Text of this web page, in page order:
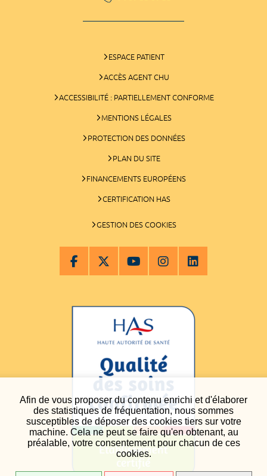
Afin de vous proposer du contenu enrichi et d'élaborer
des statistiques de fréquentation, nous sommes
susceptibles de déposer des cookies tiers sur votre
machine. Cela ne peut se faire qu'en obtenant, au
préalable, votre consentement pour chacun de ces
cookies.
ESPACE PATIENT
ACCÈS AGENT CHU
ACCESSIBILITÉ : PARTIELLEMENT CONFORME
MENTIONS LÉGALES
PROTECTION DES DONNÉES
PLAN DU SITE
FINANCEMENTS EUROPÉENS
CERTIFICATION HAS
GESTION DES COOKIES